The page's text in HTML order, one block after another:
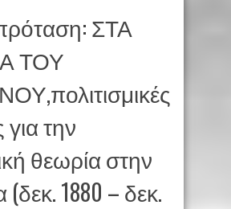
ΣΤΑ
ΤΟΥ
για την
θεωρία στην
1880 – δεκ.